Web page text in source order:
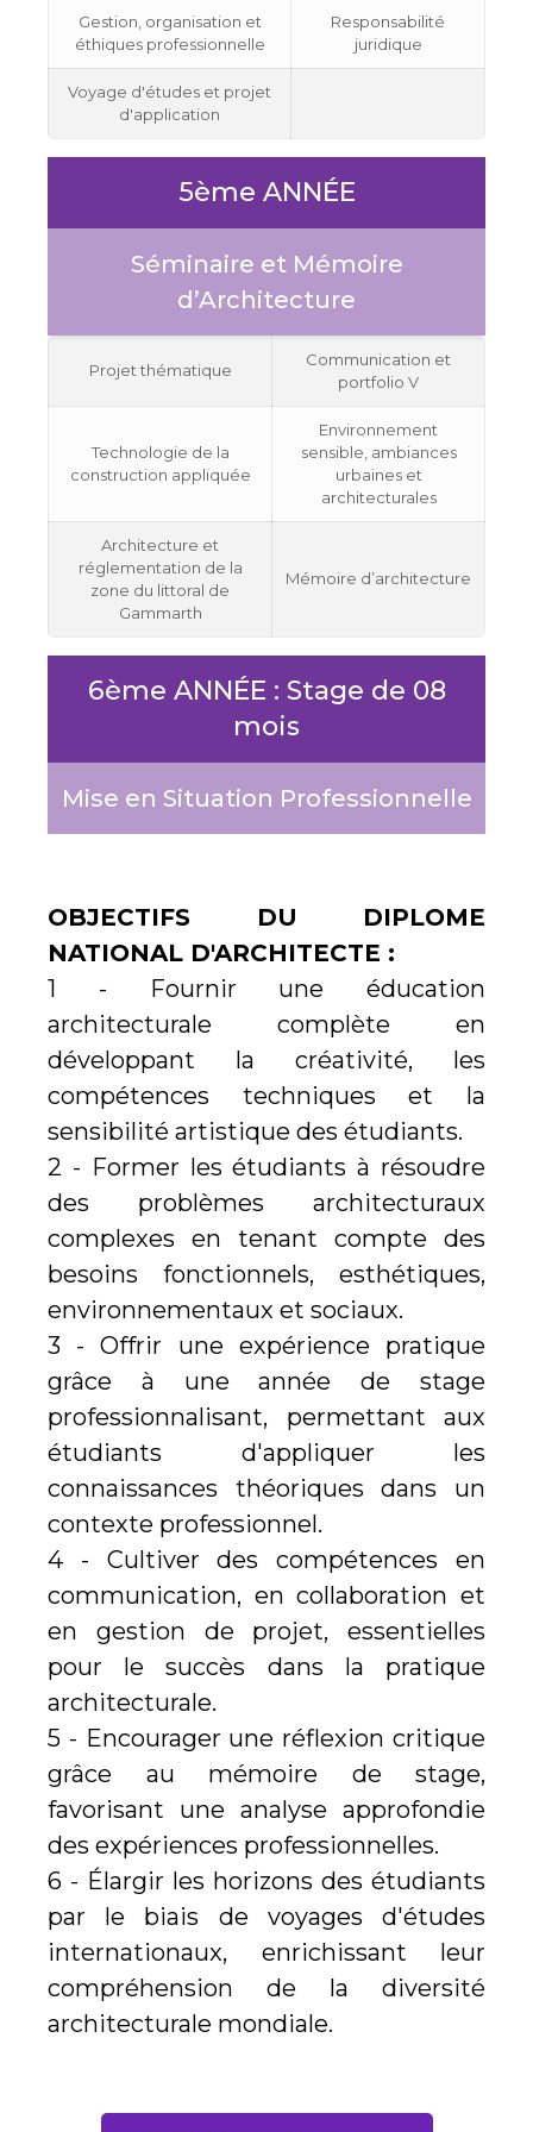
Gestion, organisation et
éthiques professionnelle
Responsabilité
juridique
Voyage d'études et projet
d'application
5ème ANNÉE
Séminaire et Mémoire
d’Architecture
Projet thématique
Communication et
portfolio V
Technologie de la
construction appliquée
Environnement
sensible, ambiances
urbaines et
architecturales
Architecture et
réglementation de la
zone du littoral de
Gammarth
Mémoire d’architecture
6ème ANNÉE : Stage de 08
mois
Mise en Situation Professionnelle
OBJECTIFS DU DIPLOME
NATIONAL D'ARCHITECTE :
1 - Fournir une éducation
architecturale complète en
développant la créativité, les
compétences techniques et la
sensibilité artistique des étudiants.
2 - Former les étudiants à résoudre
des problèmes architecturaux
complexes en tenant compte des
besoins fonctionnels, esthétiques,
environnementaux et sociaux.
3 - Offrir une expérience pratique
grâce à une année de stage
professionnalisant, permettant aux
étudiants d'appliquer les
connaissances théoriques dans un
contexte professionnel.
4 - Cultiver des compétences en
communication, en collaboration et
en gestion de projet, essentielles
pour le succès dans la pratique
architecturale.
5 - Encourager une réflexion critique
grâce au mémoire de stage,
favorisant une analyse approfondie
des expériences professionnelles.
6 - Élargir les horizons des étudiants
par le biais de voyages d'études
internationaux, enrichissant leur
compréhension de la diversité
architecturale mondiale.